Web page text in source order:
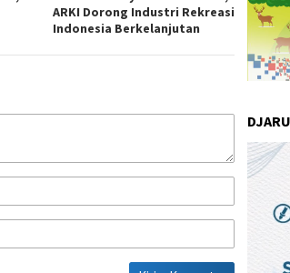
ARKI Dorong Industri Rekreasi
Indonesia Berkelanjutan